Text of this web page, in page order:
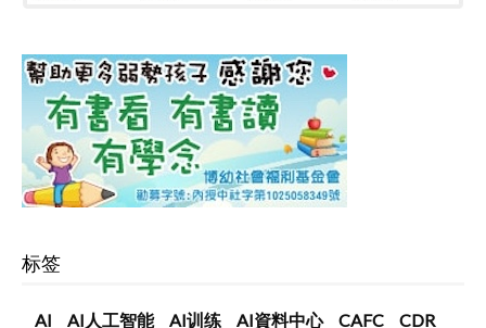
标签
AI AI人工智能 AI训练 AI資料中心 CAFC
CDR